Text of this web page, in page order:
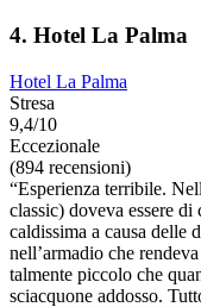
4. Hotel La Palma
Hotel La Palma
Stresa
9,4/10
Eccezionale
(894 recensioni)
“Esperienza terribile.
classic) doveva essere
caldissima a causa delle
nell’armadio che
talmente piccolo che
sciacquone addosso.